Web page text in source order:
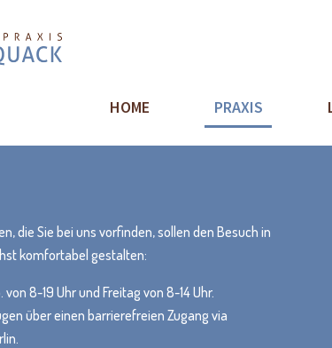
HOME PRAXIS
die Sie bei uns vorfinden, sollen den Besuch in
komfortabel gestalten:
8-19 Uhr und Freitag von 8-14 Uhr.
über einen barrierefreien Zugang via